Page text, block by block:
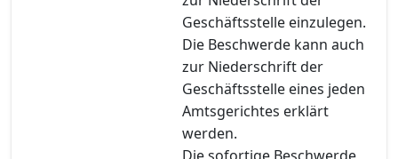
Geschäftsstelle einzulegen.
Die Beschwerde kann auch
zur Niederschrift der
Geschäftsstelle eines jeden
Amtsgerichtes erklärt
werden.